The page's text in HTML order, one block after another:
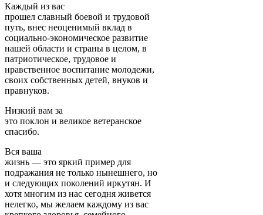
Каждый из вас
прошел славный боевой и трудовой
путь, внес неоценимый вклад в
социально-экономическое развитие
нашей области и страны в целом, в
патриотическое, трудовое и
нравственное воспитание молодежи,
своих собственных детей, внуков и
правнуков.
Низкий вам за
это поклон и великое ветеранское
спасибо.
Вся ваша
жизнь — это яркий пример для
подражания не только нынешнего, но
и следующих поколений иркутян. И
хотя многим из нас сегодня живется
нелегко, мы желаем каждому из вас